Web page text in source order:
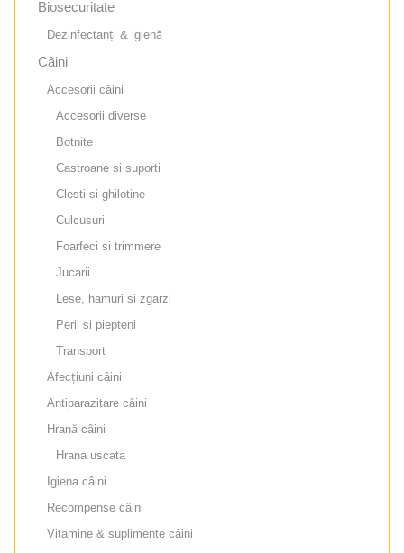
Biosecuritate
Dezinfectanți & igienă
Câini
Accesorii câini
Accesorii diverse
Botnite
Castroane si suporti
Clesti si ghilotine
Culcusuri
Foarfeci si trimmere
Jucarii
Lese, hamuri si zgarzi
Perii si piepteni
Transport
Afecțiuni câini
Antiparazitare câini
Hrană câini
Hrana uscata
Igiena câini
Recompense câini
Vitamine & suplimente câini